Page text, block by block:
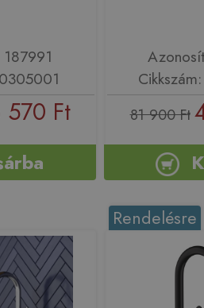
Ft 81 900 Ft
Rendelésre